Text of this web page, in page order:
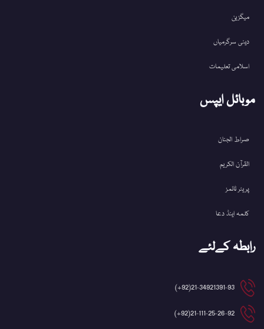
میگزین
دینی سرگرمیاں
اسلامی تعلیمات
موبائل ایپس
صراط الجنان
القرآن الکریم
پریئر ٹائمز
کلمہ اینڈ دعا
رابطہ کےلئے
21-34921391-93(92+)
21-111-25-26-92(92+)